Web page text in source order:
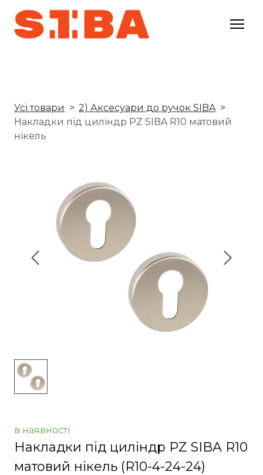
Усі товари
2) Аксесуари до ручок SIBA
Накладки під циліндр PZ SIBA R10 матовий
нікель
в наявності
Накладки під циліндр PZ SIBA R10
матовий нікель (R10-4-24-24)